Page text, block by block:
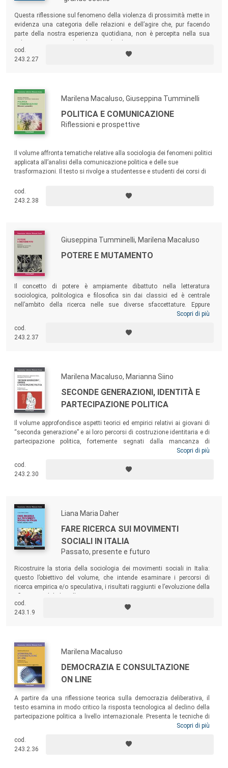
possono invece ben convivere con il sottosviluppo, senza
scalfirlo. È stata attivata una procedura di referaggio
anonimo cui vengono sottoposti gli scritti presi in
considerazione ai fini della pubblicazione nella collana.
La Collana “Comunicazione, Istituzioni, Mutamento Sociale”
vengono presentati i risultati originali di ricerche empiriche
a medio e breve raggio, e vengono discusse questioni di
metodo.
Questa riflessione sul fenomeno della violenza di prossimità mette in
evidenza una categoria delle relazioni e dell’agire che, pur facendo
parte della nostra esperienza quotidiana, non è percepita nella sua
cod.
243.2.27
Marilena Macaluso, Giuseppina Tumminelli
POLITICA E COMUNICAZIONE
Riflessioni e prospettive
Il volume affronta tematiche relative alla sociologia dei fenomeni politici
applicata all’analisi della comunicazione politica e delle sue
trasformazioni. Il testo si rivolge a studentesse e studenti dei corsi di
riflessione a studiosi e operatori nel settore del giornalismo e della
comunicazione.
cod.
243.2.38
Giuseppina Tumminelli, Marilena Macaluso
POTERE E MUTAMENTO
Il concetto di potere è ampiamente dibattuto nella letteratura
sociologica, politologica e filosofica sin dai classici ed è centrale
nell’ambito della ricerca nelle sue diverse sfaccettature. Eppure
continua a essere importante soffermarsi su di esso per comprendere
ambiti, ma anche in diversi aspetti della vita quotidiana, della
costruzione dell’identità e della libertà. In tale ottica, questo volume
Scopri di più
cod.
243.2.37
Marilena Macaluso, Marianna Siino
SECONDE GENERAZIONI, IDENTITÀ E
PARTECIPAZIONE POLITICA
Il volume approfondisce aspetti teorici ed empirici relativi ai giovani di
“seconda generazione” e ai loro percorsi di costruzione identitaria e di
partecipazione politica, fortemente segnati dalla mancanza di
riconoscimento come cittadini, dalle discriminazioni subite e dai
interviste in profondità a giovani di seconda generazione con età
compresa tra i 18 e i 30 anni e residenti in sette città italiane (Palermo,
Scopri di più
cod.
243.2.30
Liana Maria Daher
FARE RICERCA SUI MOVIMENTI
SOCIALI IN ITALIA
Passato, presente e futuro
Ricostruire la storia della sociologia dei movimenti sociali in Italia:
questo l’obiettivo del volume, che intende esaminare i percorsi di
ricerca empirica e/o speculativa, i risultati raggiunti e l’evoluzione della
cod.
243.1.9
Marilena Macaluso
DEMOCRAZIA E CONSULTAZIONE
ON LINE
A partire da una riflessione teorica sulla democrazia deliberativa, il
testo esamina in modo critico la risposta tecnologica al declino della
partecipazione politica a livello internazionale. Presenta le tecniche di
consultazione pubblica on line, gli standard minimi, possibili strumenti
che combina ciò che avviene sulla Rete con iniziative sul territorio. Un
volume utile per gli studenti dei corsi di laurea in comunicazione, gli
Scopri di più
cod.
243.2.36